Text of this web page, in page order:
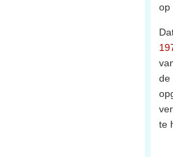
op
de
te